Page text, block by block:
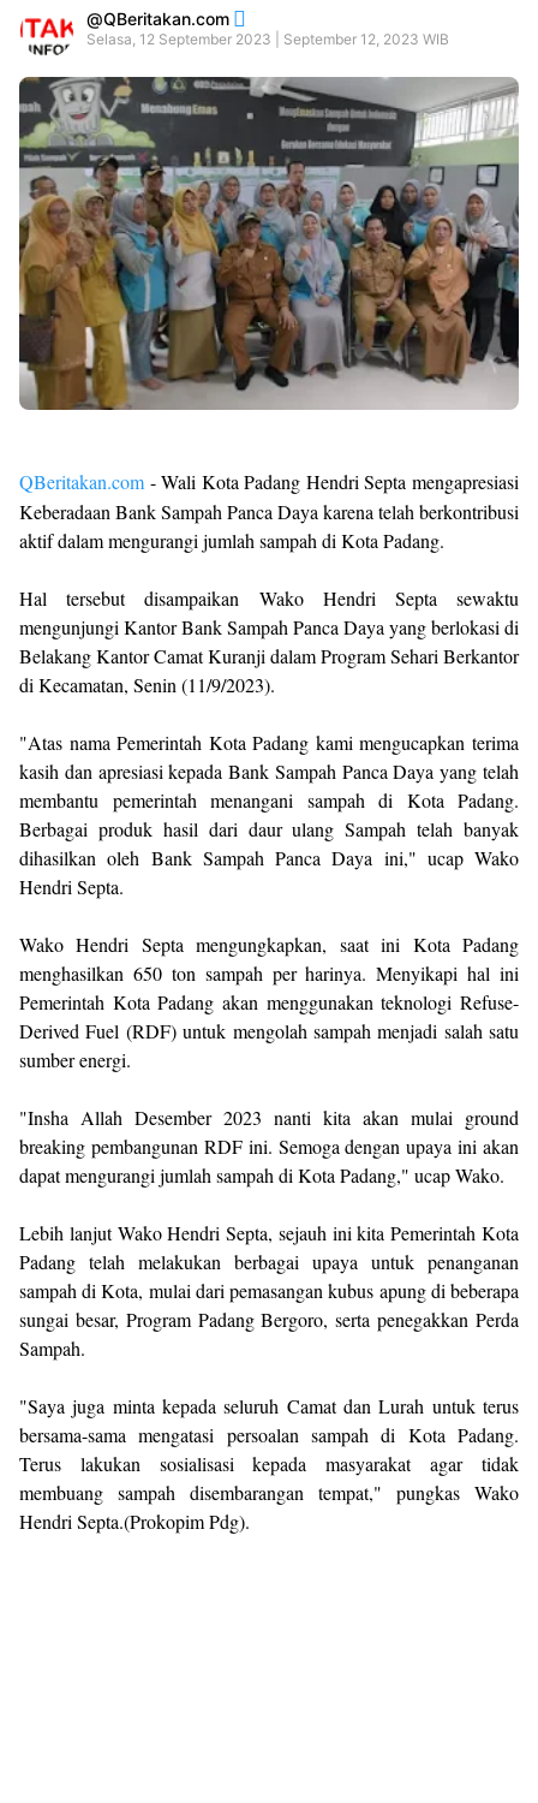
QBeritakan.com
Selasa, 12 September 2023 | September 12, 2023 WIB
QBeritakan.com - Wali Kota Padang Hendri Septa mengapresiasi
Keberadaan Bank Sampah Panca Daya karena telah berkontribusi
aktif dalam mengurangi jumlah sampah di Kota Padang.
Hal tersebut disampaikan Wako Hendri Septa sewaktu
mengunjungi Kantor Bank Sampah Panca Daya yang berlokasi di
Belakang Kantor Camat Kuranji dalam Program Sehari Berkantor
di Kecamatan, Senin (11/9/2023).
"Atas nama Pemerintah Kota Padang kami mengucapkan terima
kasih dan apresiasi kepada Bank Sampah Panca Daya yang telah
membantu pemerintah menangani sampah di Kota Padang.
Berbagai produk hasil dari daur ulang Sampah telah banyak
dihasilkan oleh Bank Sampah Panca Daya ini," ucap Wako
Hendri Septa.
Wako Hendri Septa mengungkapkan, saat ini Kota Padang
menghasilkan 650 ton sampah per harinya. Menyikapi hal ini
Pemerintah Kota Padang akan menggunakan teknologi Refuse-
Derived Fuel (RDF) untuk mengolah sampah menjadi salah satu
sumber energi.
"Insha Allah Desember 2023 nanti kita akan mulai ground
breaking pembangunan RDF ini. Semoga dengan upaya ini akan
dapat mengurangi jumlah sampah di Kota Padang," ucap Wako.
Lebih lanjut Wako Hendri Septa, sejauh ini kita Pemerintah Kota
Padang telah melakukan berbagai upaya untuk penanganan
sampah di Kota, mulai dari pemasangan kubus apung di beberapa
sungai besar, Program Padang Bergoro, serta penegakkan Perda
Sampah.
"Saya juga minta kepada seluruh Camat dan Lurah untuk terus
bersama-sama mengatasi persoalan sampah di Kota Padang.
Terus lakukan sosialisasi kepada masyarakat agar tidak
membuang sampah disembarangan tempat," pungkas Wako
Hendri Septa.(Prokopim Pdg).